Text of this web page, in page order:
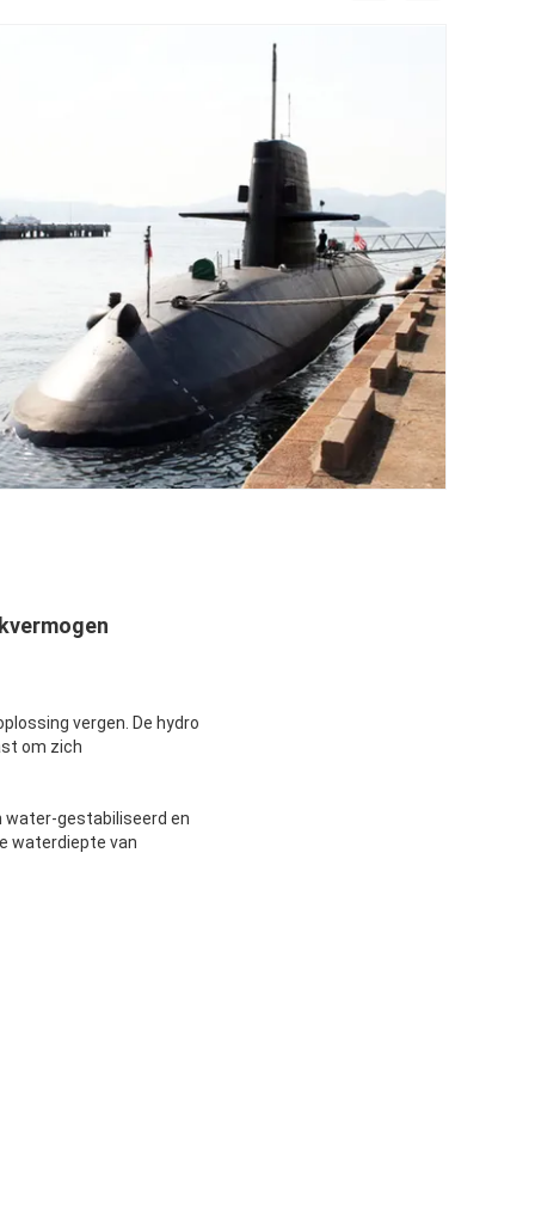
vergen. De hydro
om zich
water-gestabiliseerd en
waterdiepte van